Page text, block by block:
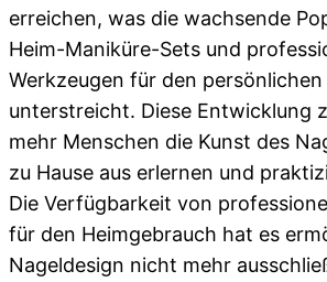
erreichen, was die wachsende
Heim-Maniküre-Sets und
Werkzeugen für den persönlichen
unterstreicht. Diese Entwicklung
mehr Menschen die Kunst des
zu Hause aus erlernen und
Die Verfügbarkeit von
für den Heimgebrauch hat es
Nageldesign nicht mehr